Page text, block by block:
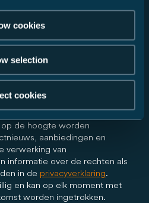
cookies
selection
cookies
met mijn bovenstaande
informeert over alle verdere
tot mijn verzoek. De dealer
opnemen. Deze toestemming
tijde met werking voor de
nieuwsbrief ontvangen en
de hoogte worden
aanbiedingen en
verwerking van
informatie over de rechten als
in de privacyverklaring.
en kan op elk moment met
worden ingetrokken.